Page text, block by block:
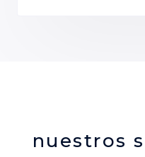
nuestros